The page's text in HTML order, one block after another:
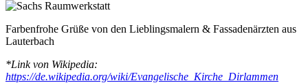
Farbenfrohe Grüße von den Lieblingsmalern & Fassadenärzten aus
Lauterbach
*Link von Wikipedia:
https://de.wikipedia.org/wiki/Evangelische_Kirche_Dirlammen